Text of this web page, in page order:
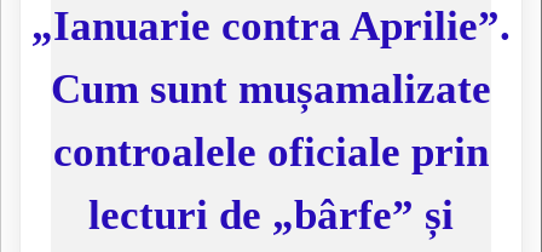
„Ianuarie contra Aprilie”.
Cum sunt mușamalizate
controalele oficiale prin
lecturi de „bârfe” și